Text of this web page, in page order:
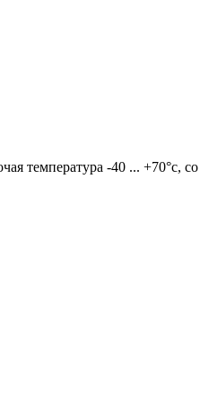
температура -40 ... +70°c,